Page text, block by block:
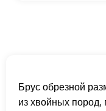
Брус обрезной
из хвойных пород,